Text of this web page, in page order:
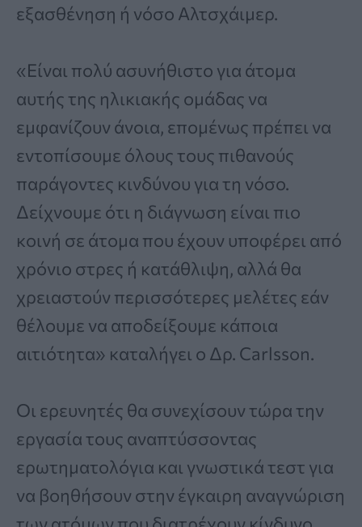
εξασθένηση ή νόσο Αλτσχάιμερ.
«Είναι πολύ ασυνήθιστο για άτομα
αυτής της ηλικιακής ομάδας να
εμφανίζουν άνοια, επομένως πρέπει να
εντοπίσουμε όλους τους πιθανούς
παράγοντες κινδύνου για τη νόσο.
Δείχνουμε ότι η διάγνωση είναι πιο
κοινή σε άτομα που έχουν υποφέρει από
χρόνιο στρες ή κατάθλιψη, αλλά θα
χρειαστούν περισσότερες μελέτες εάν
θέλουμε να αποδείξουμε κάποια
αιτιότητα» καταλήγει ο Δρ. Carlsson.
Οι ερευνητές θα συνεχίσουν τώρα την
εργασία τους αναπτύσσοντας
ερωτηματολόγια και γνωστικά τεστ για
να βοηθήσουν στην έγκαιρη αναγνώριση